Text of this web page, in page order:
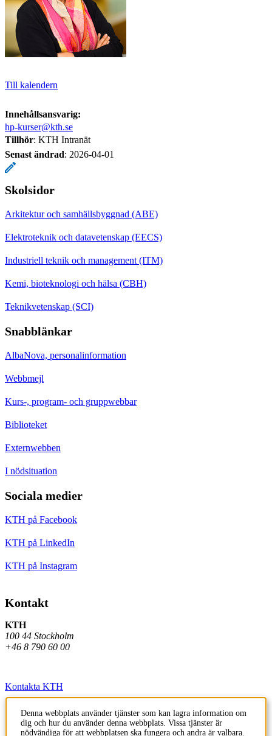
Till kalendern
Innehållsansvarig:
hp-kurser@kth.se
Tillhör: KTH Intranät
Senast ändrad: 2026-04-01
Skolsidor
Arkitektur och samhällsbyggnad (ABE)
Elektroteknik och datavetenskap (EECS)
Industriell teknik och management (ITM)
Kemi, bioteknologi och hälsa (CBH)
Teknikvetenskap (SCI)
Snabblänkar
AlbaNova, personalinformation
Webbmejl
Kurs-, program- och gruppwebbar
Biblioteket
Externwebben
I nödsituation
Sociala medier
KTH på Facebook
KTH på LinkedIn
KTH på Instagram
Kontakt
KTH
100 44 Stockholm
+46 8 790 60 00
Kontakta KTH
Jobba på KTH
Press och media
Denna webbplats använder tjänster som kan lagra information om
dig och hur du använder denna webbplats. Vissa tjänster är
nödvändiga för att webbplatsen ska fungera och andra är valbara.